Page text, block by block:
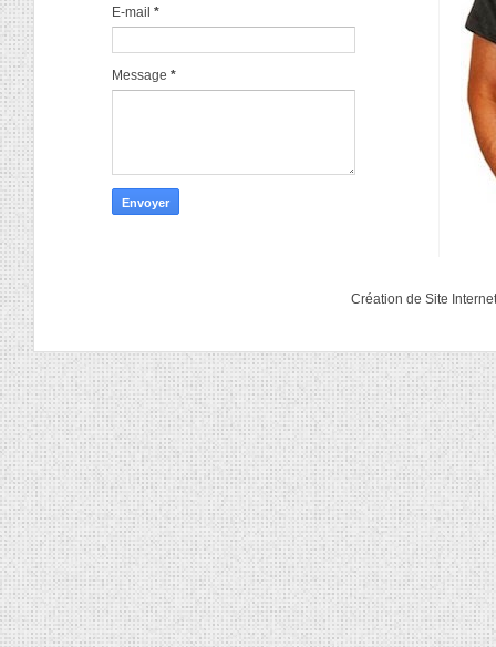
E-mail *
Message *
Création de Site